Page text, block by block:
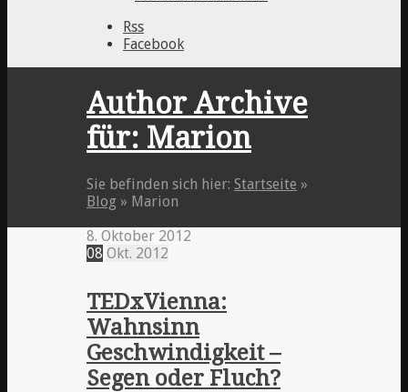
Rss
Facebook
Author Archive
für: Marion
Sie befinden sich hier: Startseite »
Blog » Marion
8. Oktober 2012
08 Okt. 2012
TEDxVienna:
Wahnsinn
Geschwindigkeit –
Segen oder Fluch?